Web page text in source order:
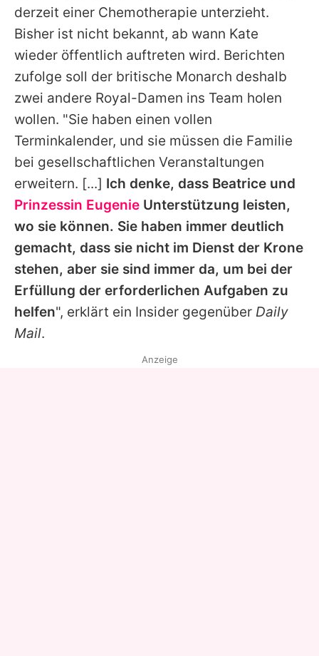
derzeit einer Chemotherapie unterzieht.
Bisher ist nicht bekannt, ab wann Kate
wieder öffentlich auftreten wird. Berichten
zufolge soll der britische Monarch deshalb
zwei andere Royal-Damen ins Team holen
wollen. "Sie haben einen vollen
Terminkalender, und sie müssen die Familie
bei gesellschaftlichen Veranstaltungen
erweitern. [...] Ich denke, dass Beatrice und
Prinzessin Eugenie Unterstützung leisten,
wo sie können. Sie haben immer deutlich
gemacht, dass sie nicht im Dienst der Krone
stehen, aber sie sind immer da, um bei der
Erfüllung der erforderlichen Aufgaben zu
helfen", erklärt ein Insider gegenüber Daily
Mail.
Anzeige